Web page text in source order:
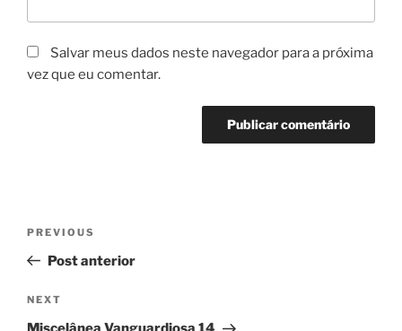
Salvar meus dados neste navegador para a próxima
vez que eu comentar.
Post
Previous
Post
PREVIOUS
Post anterior
Next
Post
NEXT